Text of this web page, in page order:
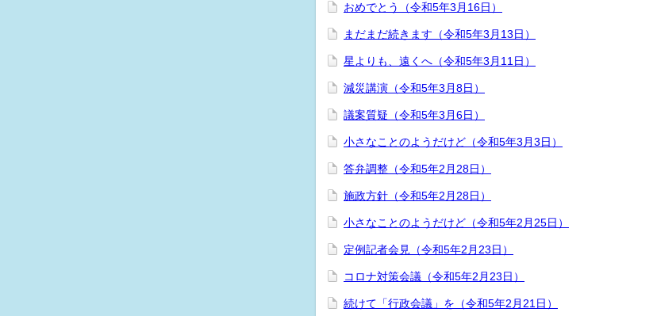
おめでとう（令和5年3月16日）
まだまだ続きます（令和5年3月13日）
星よりも、遠くへ（令和5年3月11日）
減災講演（令和5年3月8日）
議案質疑（令和5年3月6日）
小さなことのようだけど（令和5年3月3日）
答弁調整（令和5年2月28日）
施政方針（令和5年2月28日）
小さなことのようだけど（令和5年2月25日）
定例記者会見（令和5年2月23日）
コロナ対策会議（令和5年2月23日）
続けて「行政会議」を（令和5年2月21日）